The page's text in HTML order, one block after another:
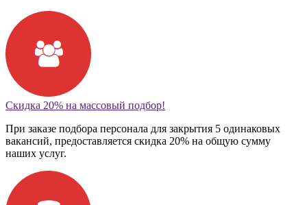
Скидка 20% на массовый подбор!
При заказе подбора персонала для закрытия 5 одинаковых
вакансий, предоставляется скидка 20% на общую сумму
наших услуг.